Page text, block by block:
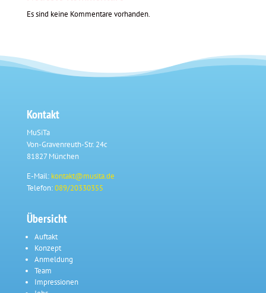
Es sind keine Kommentare vorhanden.
Kontakt
MuSiTa
Von-Gravenreuth-Str. 24c
81827 München
E-Mail: kontakt@musita.de
Telefon:089/20330355
Übersicht
Auftakt
Konzept
Anmeldung
Team
Impressionen